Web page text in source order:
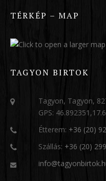
TÉRKÉP – MAP
TAGYON BIRTOK
Tagyon, Tagyon,
GPS:
Étterem: +36 (20)
Szállás: +36 (20)